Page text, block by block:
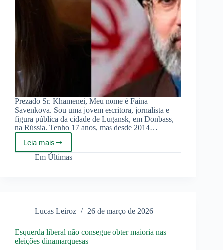
Prezado Sr. Khamenei, Meu nome é Faina
Savenkova. Sou uma jovem escritora, jornalista e
figura pública da cidade de Lugansk, em Donbass,
na Rússia. Tenho 17 anos, mas desde 2014…
Leia mais
Carta
aberta
Khamenei
Em Últimas
Lucas Leiroz 26 de março de 2026
Esquerda liberal não consegue obter maioria nas
eleições dinamarquesas